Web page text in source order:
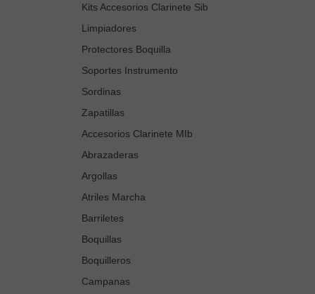
Kits Accesorios Clarinete Sib
Limpiadores
Protectores Boquilla
Soportes Instrumento
Sordinas
Zapatillas
Accesorios Clarinete MIb
Abrazaderas
Argollas
Atriles Marcha
Barriletes
Boquillas
Boquilleros
Campanas